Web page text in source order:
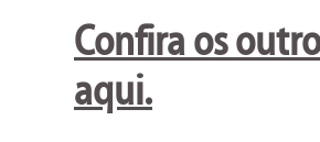
Confira os
aqui.